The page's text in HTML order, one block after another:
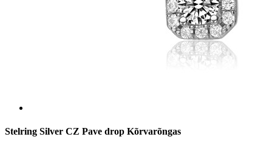
Stelring Silver CZ Pave drop Kõrvarõngas